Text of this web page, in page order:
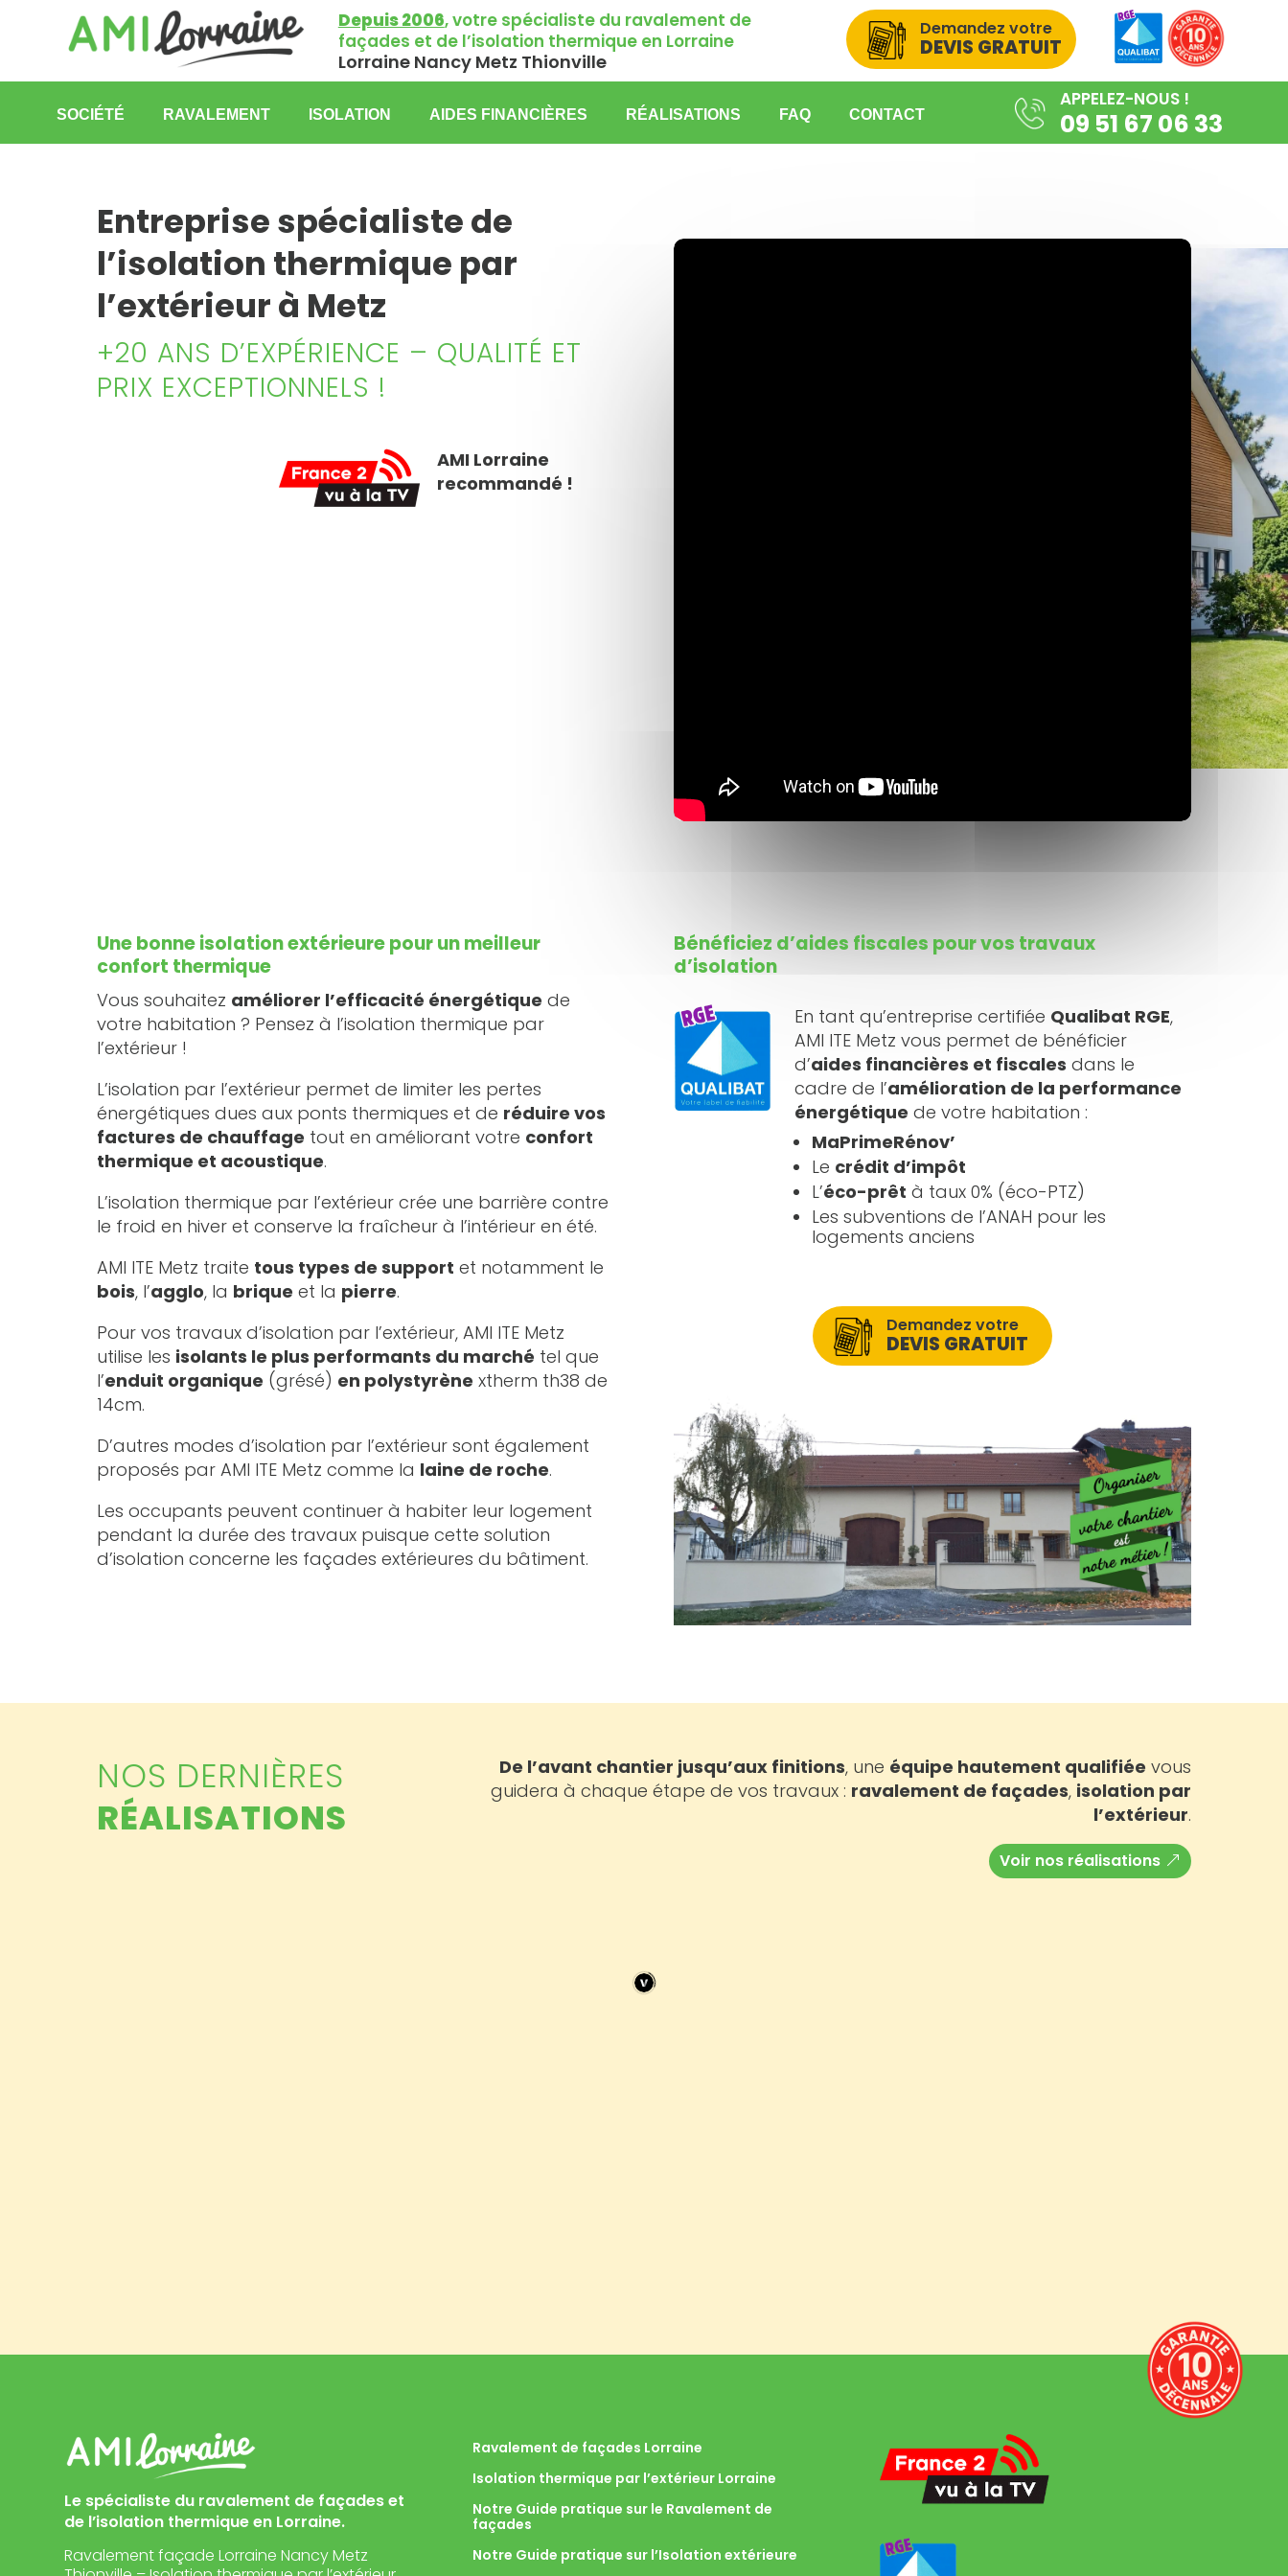
Depuis 2006, votre spécialiste du ravalement de
façades et de l’isolation thermique en Lorraine
Lorraine Nancy Metz Thionville
Demandez votre
DEVIS GRATUIT
SOCIÉTÉ RAVALEMENT ISOLATION AIDES FINANCIÈRES RÉALISATIONS FAQ CONTACT
APPELEZ-NOUS !
09 51 67 06 33
Entreprise spécialiste de
l’isolation thermique par
l’extérieur à Metz
+20 ANS D’EXPÉRIENCE – QUALITÉ ET
PRIX EXCEPTIONNELS !
AMI Lorraine
recommandé !
Une bonne isolation extérieure pour un meilleur
confort thermique
Vous souhaitez améliorer l’efficacité énergétique de
votre habitation ? Pensez à l’isolation thermique par
l’extérieur !
L’isolation par l’extérieur permet de limiter les pertes
énergétiques dues aux ponts thermiques et de réduire vos
factures de chauffage tout en améliorant votre confort
thermique et acoustique.
L’isolation thermique par l’extérieur crée une barrière contre
le froid en hiver et conserve la fraîcheur à l’intérieur en été.
AMI ITE Metz traite tous types de support et notamment le
bois, l’agglo, la brique et la pierre.
Pour vos travaux d’isolation par l’extérieur, AMI ITE Metz
utilise les isolants le plus performants du marché tel que
l’enduit organique (grésé) en polystyrène xtherm th38 de
14cm.
D’autres modes d’isolation par l’extérieur sont également
proposés par AMI ITE Metz comme la laine de roche.
Les occupants peuvent continuer à habiter leur logement
pendant la durée des travaux puisque cette solution
d’isolation concerne les façades extérieures du bâtiment.
Bénéficiez d’aides fiscales pour vos travaux
d’isolation
En tant qu’entreprise certifiée Qualibat RGE,
AMI ITE Metz vous permet de bénéficier
d’aides financières et fiscales dans le
cadre de l’amélioration de la performance
énergétique de votre habitation :
MaPrimeRénov’
Le crédit d’impôt
L’éco-prêt à taux 0% (éco-PTZ)
Les subventions de l’ANAH pour les
logements anciens
Demandez votre
DEVIS GRATUIT
NOS DERNIÈRES
RÉALISATIONS
De l’avant chantier jusqu’aux finitions, une équipe hautement qualifiée vous
guidera à chaque étape de vos travaux : ravalement de façades, isolation par
l’extérieur.
Voir nos réalisations
Le spécialiste du ravalement de façades et
de l’isolation thermique en Lorraine.
Ravalement façade Lorraine Nancy Metz
Ravalement de façades Lorraine
Isolation thermique par l’extérieur Lorraine
Notre Guide pratique sur le Ravalement de
façades
Notre Guide pratique sur l’Isolation extérieure